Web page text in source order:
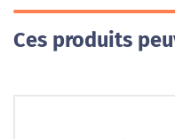
Ces produits